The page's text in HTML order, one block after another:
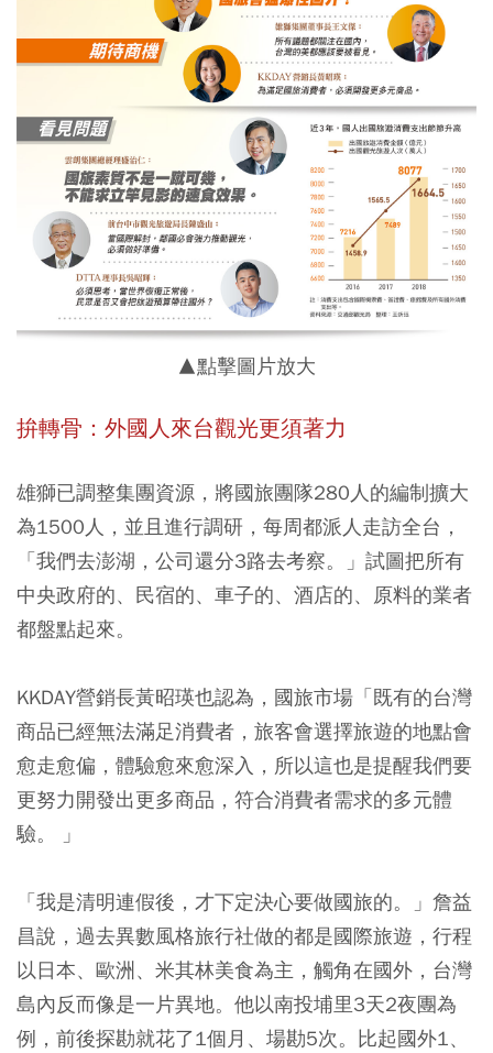
▲點擊圖片放大
拚轉骨：外國人來台觀光更須著力
雄獅已調整集團資源，將國旅團隊280人的編制擴大
為1500人，並且進行調研，每周都派人走訪全台，
「我們去澎湖，公司還分3路去考察。」試圖把所有
中央政府的、民宿的、車子的、酒店的、原料的業者
都盤點起來。
KKDAY營銷長黃昭瑛也認為，國旅市場「既有的台灣
商品已經無法滿足消費者，旅客會選擇旅遊的地點會
愈走愈偏，體驗愈來愈深入，所以這也是提醒我們要
更努力開發出更多商品，符合消費者需求的多元體
驗。 」
「我是清明連假後，才下定決心要做國旅的。」詹益
昌說，過去異數風格旅行社做的都是國際旅遊，行程
以日本、歐洲、米其林美食為主，觸角在國外，台灣
島內反而像是一片異地。他以南投埔里3天2夜團為
例，前後探勘就花了1個月、場勘5次。比起國外1、